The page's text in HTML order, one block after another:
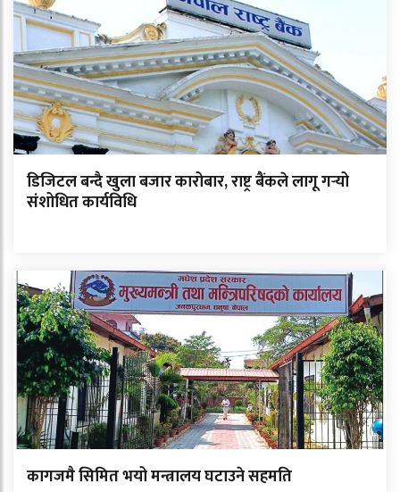
डिजिटल बन्दै खुला बजार कारोबार, राष्ट्र बैंकले लागू गर्‍यो
संशोधित कार्यविधि
कागजमै सिमित भयो मन्त्रालय घटाउने सहमति